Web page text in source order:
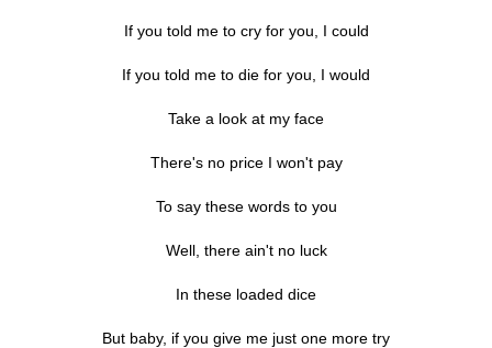
If you told me to cry for you, I could
If you told me to die for you, I would
Take a look at my face
There's no price I won't pay
To say these words to you
Well, there ain't no luck
In these loaded dice
But baby, if you give me just one more try